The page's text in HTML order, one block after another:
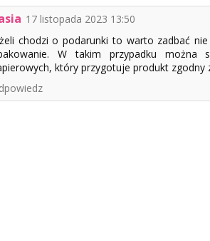
17 listopada 2023 13:50
chodzi o podarunki to warto zadbać
W takim przypadku można
który przygotuje produkt zgodny